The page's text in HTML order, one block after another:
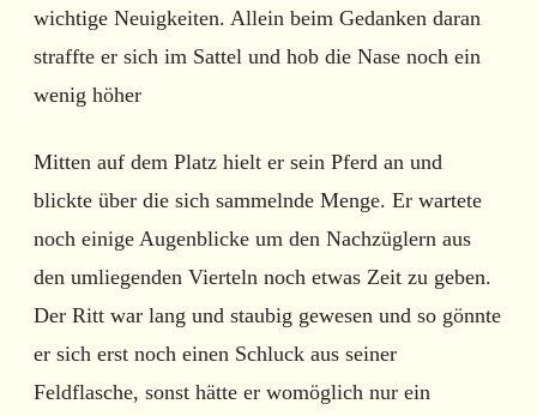
wichtige Neuigkeiten. Allein beim Gedanken daran
straffte er sich im Sattel und hob die Nase noch ein
wenig höher
Mitten auf dem Platz hielt er sein Pferd an und
blickte über die sich sammelnde Menge. Er wartete
noch einige Augenblicke um den Nachzüglern aus
den umliegenden Vierteln noch etwas Zeit zu geben.
Der Ritt war lang und staubig gewesen und so gönnte
er sich erst noch einen Schluck aus seiner
Feldflasche, sonst hätte er womöglich nur ein